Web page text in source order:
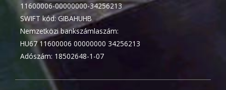
11600006-00000000-34256213
SWIFT kód: GIBAHUHB
Nemzetközi bankszámlaszám:
HU67 11600006 00000000 34256213
Adószám: 18502648-1-07